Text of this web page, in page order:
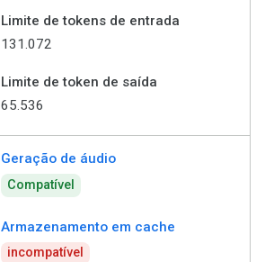
Limite de tokens de entrada
131.072
Limite de token de saída
65.536
Geração de áudio
Compatível
Armazenamento em cache
incompatível